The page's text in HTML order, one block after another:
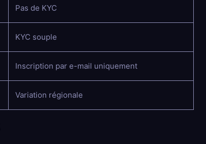
Pas de KYC
KYC souple
Inscription par e-mail uniquement
Variation régionale